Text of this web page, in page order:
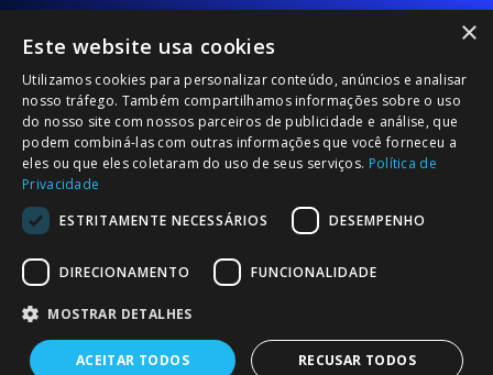
Calendário da 2ª Divisão - Série B - 2025-2026
Calendário da Época
NOTÍCIAS/COMUNICADOS
Notícias
Comunicados
© 2026 Associação Futebol Popular Barcelos
×
Este website usa cookies
Utilizamos cookies para personalizar conteúdo, anúncios e analisar
nosso tráfego. Também compartilhamos informações sobre o uso
do nosso site com nossos parceiros de publicidade e análise, que
podem combiná-las com outras informações que você forneceu a
eles ou que eles coletaram do uso de seus serviços. Política de
Privacidade
ESTRITAMENTE NECESSÁRIOS
DESEMPENHO
DIRECIONAMENTO FUNCIONALIDADE
MOSTRAR DETALHES
ACEITAR TODOS RECUSAR TODOS